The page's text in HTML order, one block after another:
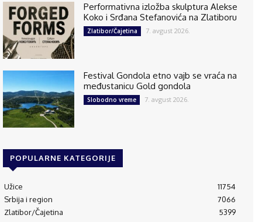
Performativna izložba skulptura Alekse
Koko i Srđana Stefanovića na Zlatiboru
Zlatibor/Čajetina 7. avgust 2026.
Festival Gondola etno vajb se vraća na
međustanicu Gold gondola
Slobodno vreme 7. avgust 2026.
POPULARNE KATEGORIJE
Užice
11754
Srbija i region
7066
Zlatibor/Čajetina
5399